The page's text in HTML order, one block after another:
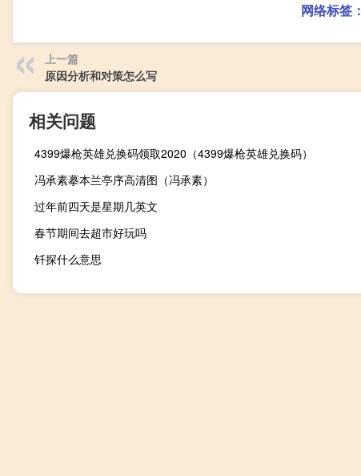
网络标签：
上一篇
原因分析和对策怎么写
相关问题
4399爆枪英雄兑换码领取2020（4399爆枪英雄兑换码）
冯承素摹本兰亭序高清图（冯承素）
过年前四天是星期几英文
春节期间去超市好玩吗
钎探什么意思